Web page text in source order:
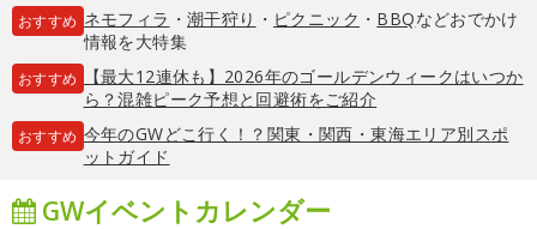
おすすめ ネモフィラ ・ 潮干狩り ・ ピクニック ・ BBQなどおでかけ
情報を大特集
おすすめ
【最大12連休も】2026年のゴールデンウィークはいつか
ら？混雑ピーク予想と回避術をご紹介
おすすめ 今年のGWどこ行く！？関東・関西・東海エリア別スポ
ットガイド
GWイベントカレンダー